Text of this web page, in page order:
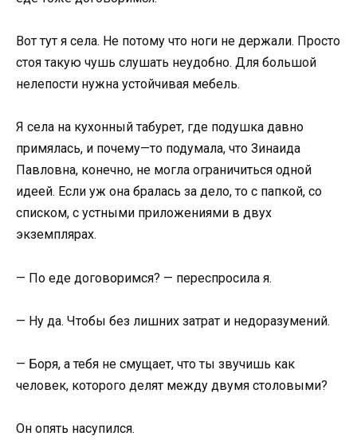
Вот тут я села. Не потому что ноги не держали. Просто
стоя такую чушь слушать неудобно. Для большой
нелепости нужна устойчивая мебель.
Я села на кухонный табурет, где подушка давно
примялась, и почему—то подумала, что Зинаида
Павловна, конечно, не могла ограничиться одной
идеей. Если уж она бралась за дело, то с папкой, со
списком, с устными приложениями в двух
экземплярах.
— По еде договоримся? — переспросила я.
— Ну да. Чтобы без лишних затрат и недоразумений.
— Боря, а тебя не смущает, что ты звучишь как
человек, которого делят между двумя столовыми?
Он опять насупился.